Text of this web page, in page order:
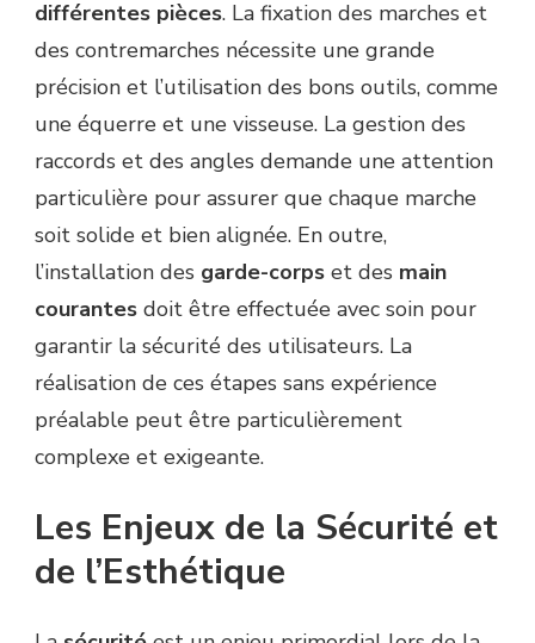
différentes pièces. La fixation des marches et
des contremarches nécessite une grande
précision et l’utilisation des bons outils, comme
une équerre et une visseuse. La gestion des
raccords et des angles demande une attention
particulière pour assurer que chaque marche
soit solide et bien alignée. En outre,
l’installation des garde-corps et des main
courantes doit être effectuée avec soin pour
garantir la sécurité des utilisateurs. La
réalisation de ces étapes sans expérience
préalable peut être particulièrement
complexe et exigeante.
Les Enjeux de la Sécurité et
de l’Esthétique